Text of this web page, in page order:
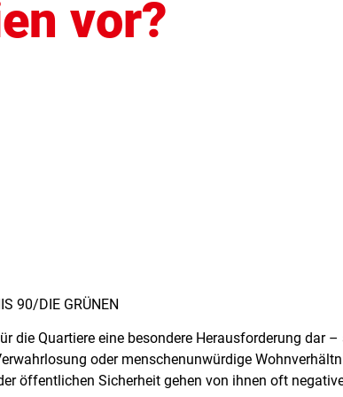
vor?
90/DIE GRÜNEN
die Quartiere eine besondere Herausforderung dar
oder menschenunwürdige
öffentlichen Sicherheit gehen von ihnen oft